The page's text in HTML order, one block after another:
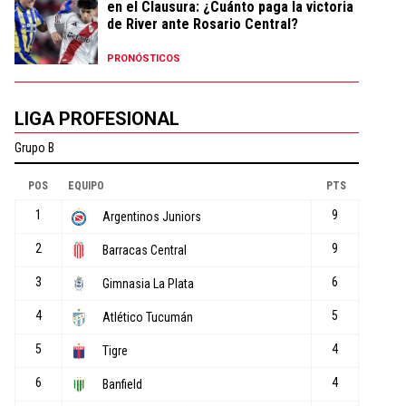
en el Clausura: ¿Cuánto paga la victoria
de River ante Rosario Central?
PRONÓSTICOS
LIGA PROFESIONAL